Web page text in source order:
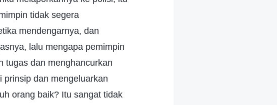
tidak segera
mendengarnya, dan
lalu mengapa pemimpin
tugas dan menghancurkan
prinsip dan mengeluarkan
orang baik? Itu sangat tidak